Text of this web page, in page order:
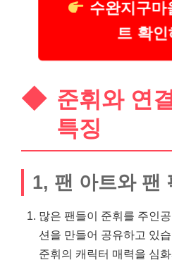
수완지구마
트 확인
준휘와 연
특징
1, 팬 아트와 팬
많은 팬들이 준휘를 주인
션을 만들어 공유하고 있
준휘의 캐릭터 매력을 심